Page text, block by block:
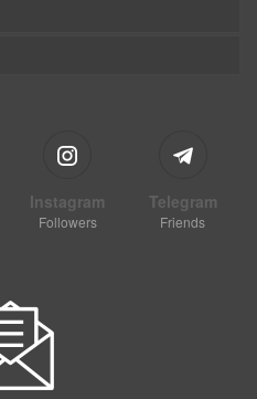
Instagram
Followers
Telegram
Friends